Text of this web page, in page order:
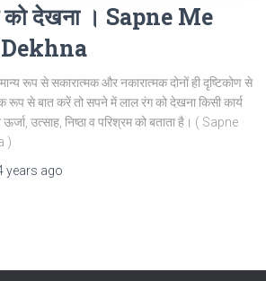
को देखना । Sapne Me
रूप से सकारात्मक और नकारात्मक दोनों ही दृष्टिकोण से
रूप से बात करें तो सपने में लाल रंग को देखना किसी कार्य
उत्साह, निष्ठा व परिश्रम को बताता है। ( Sapne
)
years ago